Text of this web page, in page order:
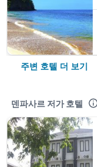
주변 호텔 더 보기
덴파사르 저가 호텔